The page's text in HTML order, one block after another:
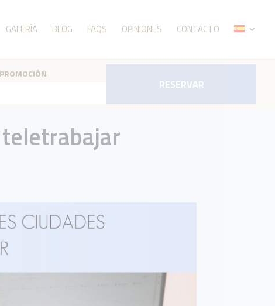
GALERÍA BLOG FAQS OPINIONES CONTACTO
RESERVAR